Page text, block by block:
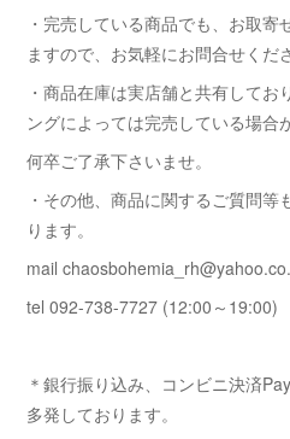
・完売している商品でも、お取
ますので、お気軽にお問合せくだ
・商品在庫は実店舗と共有してお
ングによっては完売している場合
何卒ご了承下さいませ。
・その他、商品に関するご質問
ります。
mail
tel 092-738-7727 (12:00～19:00)
＊銀行振り込み、コンビニ決済
多発しております。